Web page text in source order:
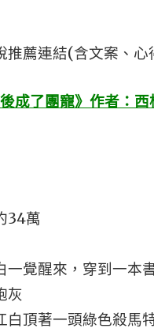
推薦連結(含文案、
後成了團寵》作者：
34萬
一覺醒來，穿到一本
灰
白頂著一頭綠色殺馬